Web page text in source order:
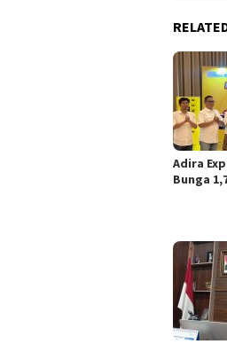
Adira
Bunga